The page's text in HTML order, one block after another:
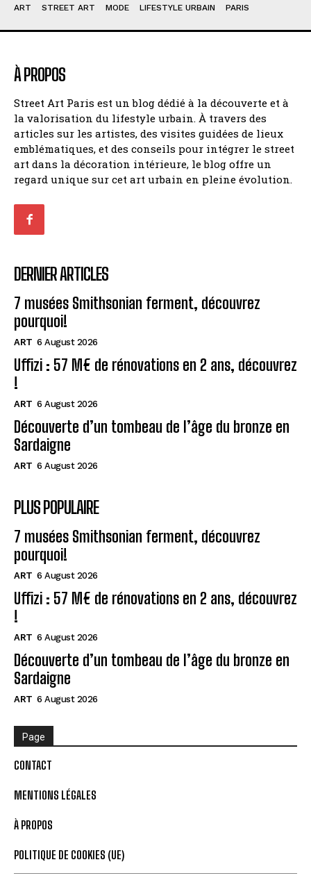
ART STREET ART MODE LIFESTYLE URBAIN PARIS
À PROPOS
Street Art Paris est un blog dédié à la découverte et à
la valorisation du lifestyle urbain. À travers des
articles sur les artistes, des visites guidées de lieux
emblématiques, et des conseils pour intégrer le street
art dans la décoration intérieure, le blog offre un
regard unique sur cet art urbain en pleine évolution.
DERNIER ARTICLES
7 musées Smithsonian ferment, découvrez
pourquoi!
ART 6 August 2026
Uffizi : 57 M€ de rénovations en 2 ans, découvrez
!
ART 6 August 2026
Découverte d’un tombeau de l’âge du bronze en
Sardaigne
ART 6 August 2026
PLUS POPULAIRE
7 musées Smithsonian ferment, découvrez
pourquoi!
ART 6 August 2026
Uffizi : 57 M€ de rénovations en 2 ans, découvrez
!
ART 6 August 2026
Découverte d’un tombeau de l’âge du bronze en
Sardaigne
ART 6 August 2026
Page
CONTACT
MENTIONS LÉGALES
À PROPOS
POLITIQUE DE COOKIES (UE)